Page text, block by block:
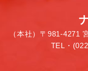
（本社）〒981-4271
TEL・